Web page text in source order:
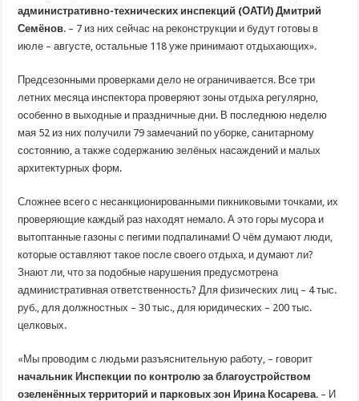
административно-технических инспекций (ОАТИ) Дмитрий
Семёнов. – 7 из них сейчас на реконструкции и будут готовы в
июле – августе, остальные 118 уже принимают отдыхающих».
Предсезонными проверками дело не ограничивается. Все три
летних месяца инспектора проверяют зоны отдыха регулярно,
особенно в выходные и праздничные дни. В последнюю неделю
мая 52 из них получили 79 замечаний по уборке, санитарному
состоянию, а также содержанию зелёных насаждений и малых
архитектурных форм.
Сложнее всего с несанкционированными пикниковыми точками, их
проверяющие каждый раз находят немало. А это горы мусора и
вытоптанные газоны с пегими подпалинами! О чём думают люди,
которые оставляют такое после своего отдыха, и думают ли?
Знают ли, что за подобные нарушения предусмотрена
административная ответственность? Для физических лиц – 4 тыс.
руб., для должностных – 30 тыс., для юридических – 200 тыс.
целковых.
«Мы проводим с людьми разъяснительную работу, – говорит
начальник Инс­пекции по контролю за благоустройст­вом
озеленённых территорий и парковых зон Ирина Косарева. – И